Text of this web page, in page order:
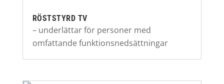
RÖSTSTYRD TV
– underlättar för personer med
omfattande funktionsnedsättningar